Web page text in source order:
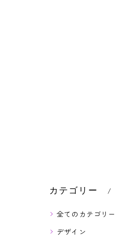
カテゴリー
全てのカテゴリー
デザイン